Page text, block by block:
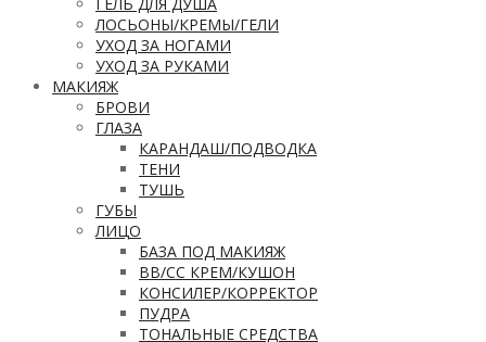
ЛОСЬОНЫ/КРЕМЫ/ГЕЛИ
УХОД ЗА НОГАМИ
УХОД ЗА РУКАМИ
МАКИЯЖ
БРОВИ
ГЛАЗА
КАРАНДАШ/ПОДВОДКА
ТЕНИ
ТУШЬ
ГУБЫ
ЛИЦО
БАЗА ПОД МАКИЯЖ
ВВ/CC КРЕМ/КУШОН
КОНСИЛЕР/КОРРЕКТОР
ПУДРА
ТОНАЛЬНЫЕ СРЕДСТВА